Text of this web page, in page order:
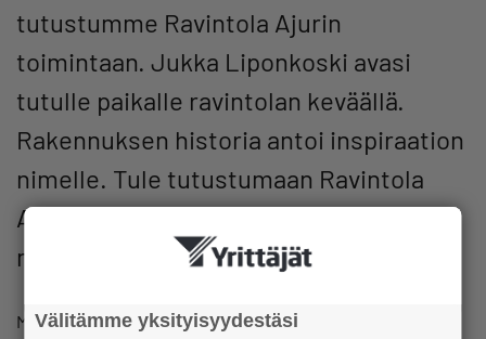
tutustumme Ravintola Ajurin
toimintaan. Jukka Liponkoski avasi
tutulle paikalle ravintolan keväällä.
Rakennuksen historia antoi inspiraation
nimelle. Tule tutustumaan Ravintola
Ajurin tarjontaan tiistaina 4.
marraskuuta klo 8.30.
Moni ehti kaivata jo ravintolapalveluita tuttuun
Välitämme yksityisyydestäsi